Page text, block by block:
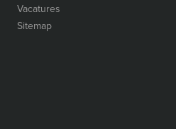
Vacatures
Sitemap